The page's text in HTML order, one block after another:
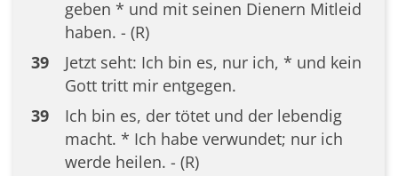
geben * und mit seinen Dienern Mitleid
haben. - (R)
39
Jetzt seht: Ich bin es, nur ich, * und kein
Gott tritt mir entgegen.
39
Ich bin es, der tötet und der lebendig
macht. * Ich habe verwundet; nur ich
werde heilen. - (R)